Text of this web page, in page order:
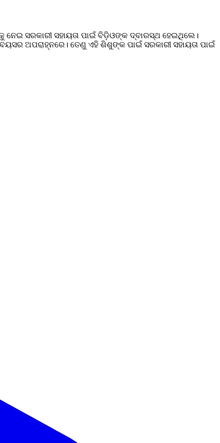
ସରକାରୀ ସହାୟତା ପାଇଁ ବିଡ଼ିଓଙ୍କ ଦ୍ବାରସ୍ଥ ହେଇଥିଲେ।
ଅପରାହ୍ନରେ। ତେଣୁ ଏହି ଶିଶୁଙ୍କ ପାଇଁ ସରକାରୀ ସହାୟତା ପାଇଁ